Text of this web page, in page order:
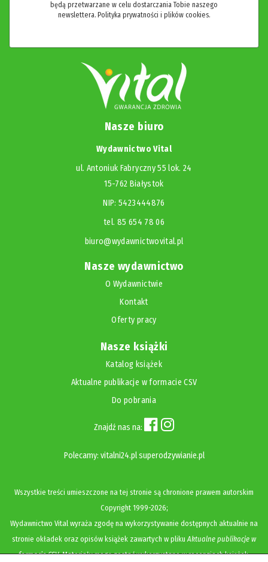
będą przetwarzane w celu dostarczania Tobie naszego
newslettera. Polityka prywatności i plików cookies.
Nasze biuro
Wydawnictwo Vital
ul. Antoniuk Fabryczny 55 lok. 24
15-762 Białystok
NIP: 5423444876
tel. 85 654 78 06
biuro@wydawnictwovital.pl
Nasze wydawnictwo
O Wydawnictwie
Kontakt
Oferty pracy
Nasze książki
Katalog książek
Aktualne publikacje w formacie CSV
Do pobrania
Znajdź nas na:
Polecamy: vitalni24.pl superodzywianie.pl
Wszystkie treści umieszczone na tej stronie są chronione prawem autorskim
Copyright1999-2026;
Wydawnictwo Vital wyraża zgodę na wykorzystywanie dostępnych aktualnie na
stronie okładek oraz opisów książek zawartych w plikuAktualne publikacje w
formacie CSV. Materiały mogą zostać wykorzystane w recenzjach książek,